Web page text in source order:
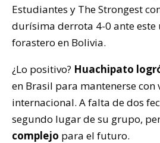
Estudiantes y The Strongest
durísima derrota 4-0 ante
forastero en Bolivia.
¿Lo positivo? Huachipato
en Brasil para mantenerse con
internacional. A falta de dos
segundo lugar de su grupo,
complejo para el futuro.